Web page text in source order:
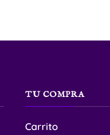
TU COMPRA
Carrito